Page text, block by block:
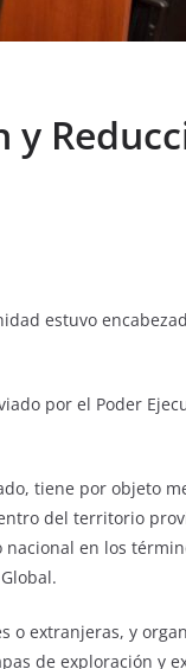
estuvo
por el Poder
tiene por objeto
del territorio
en los
o extranjeras, y
de exploración y